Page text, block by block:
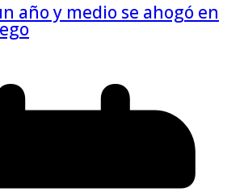
año y medio se ahogó en